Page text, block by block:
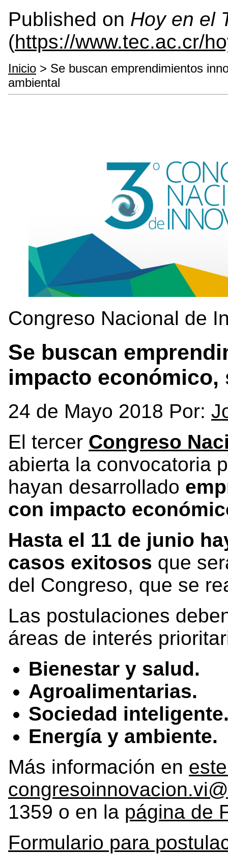
Published on Hoy en el
(https://www.tec.ac.cr/
Inicio > Se buscan emprendimientos
ambiental
Congreso Nacional de
Se buscan
impacto
24 de Mayo 2018 Por:
El tercer Congreso
abierta la convocatoria
hayan desarrollado
con impacto
Hasta el 11 de junio
casos exitosos que
del Congreso, que se
Las postulaciones
áreas de interés
Bienestar y salud.
Agroalimentarias.
Sociedad
Energía y ambiente.
Más información en
1359 o en la página de
Formulario para